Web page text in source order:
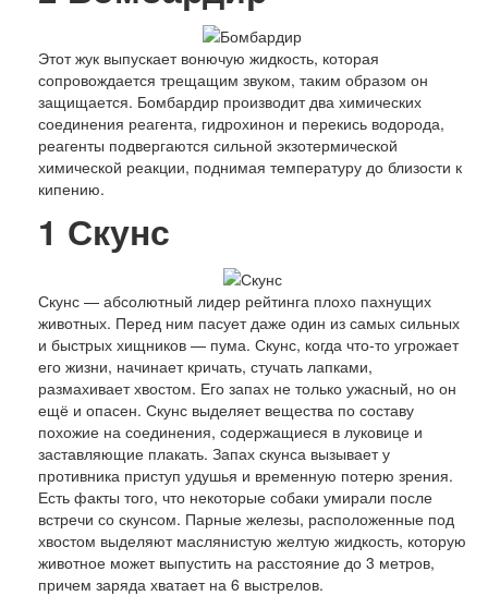
Этот жук выпускает вонючую жидкость, которая
сопровождается трещащим звуком, таким образом он
защищается. Бомбардир производит два химических
соединения реагента, гидрохинон и перекись водорода,
реагенты подвергаются сильной экзотермической
химической реакции, поднимая температуру до близости к
кипению.
1 Скунс
Скунс — абсолютный лидер рейтинга плохо пахнущих
животных. Перед ним пасует даже один из самых сильных
и быстрых хищников — пума. Скунс, когда что-то угрожает
его жизни, начинает кричать, стучать лапками,
размахивает хвостом. Его запах не только ужасный, но он
ещё и опасен. Скунс выделяет вещества по составу
похожие на соединения, содержащиеся в луковице и
заставляющие плакать. Запах скунса вызывает у
противника приступ удушья и временную потерю зрения.
Есть факты того, что некоторые собаки умирали после
встречи со скунсом. Парные железы, расположенные под
хвостом выделяют маслянистую желтую жидкость, которую
животное может выпустить на расстояние до 3 метров,
причем заряда хватает на 6 выстрелов.